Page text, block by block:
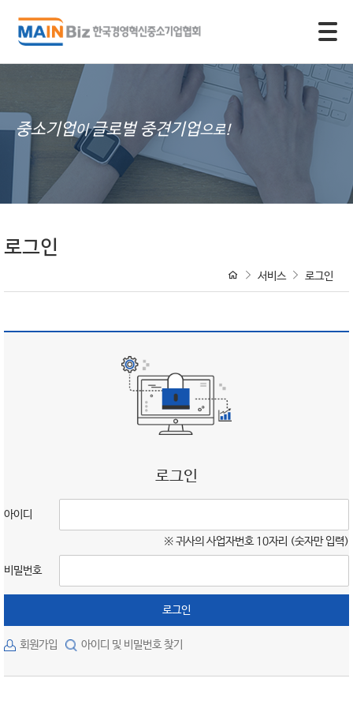
중소기업이글로벌 중견기업으로!
로그인
서비스 로그인
로그인
아이디
※ 귀사의 사업자번호 10자리 (숫자만 입력)
비밀번호
로그인
회원가입 아이디 및 비밀번호 찾기